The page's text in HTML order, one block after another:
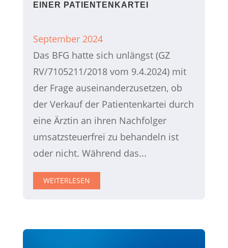
EINER PATIENTENKARTEI
September 2024
Das BFG hatte sich unlängst (GZ
RV/7105211/2018 vom 9.4.2024) mit
der Frage auseinanderzusetzen, ob
der Verkauf der Patientenkartei durch
eine Ärztin an ihren Nachfolger
umsatzsteuerfrei zu behandeln ist
oder nicht. Während das...
WEITERLESEN